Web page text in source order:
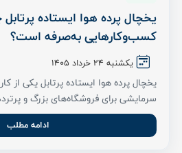
یخچال پرده هوا ایستاده
کسب‌وکارهایی به‌صرفه است؟
یکشنبه ۲۴ خرداد ۱۴۰۵
یخچال پرده هوا ایستاده پرتابل یکی از
سرمایشی برای فروشگاه‌های بزرگ و
ادامه مطلب